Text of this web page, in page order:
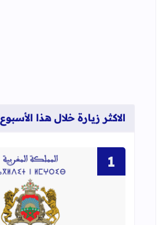
الاكثر زيارة خلال هذا الأسبوع